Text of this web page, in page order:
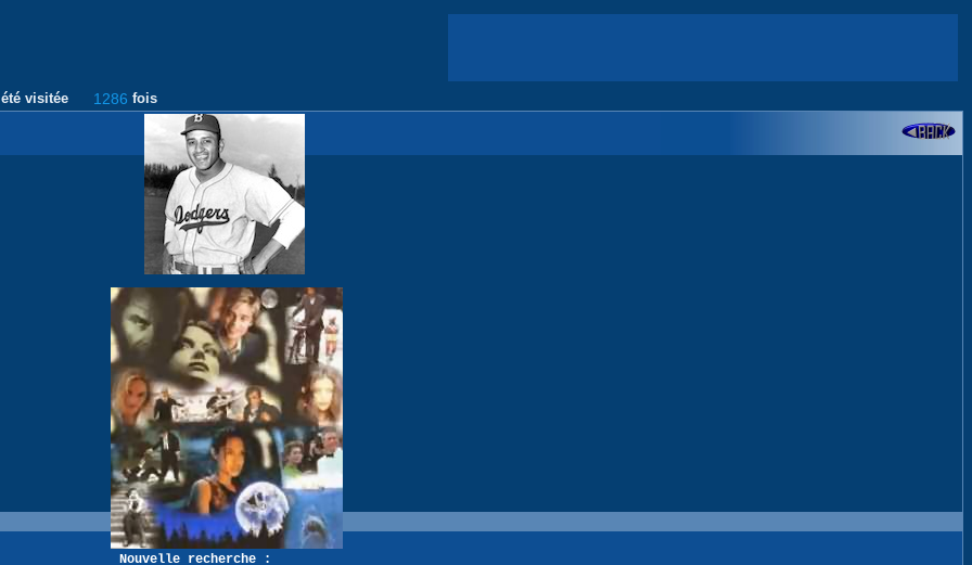
visitée 1286 fois
: